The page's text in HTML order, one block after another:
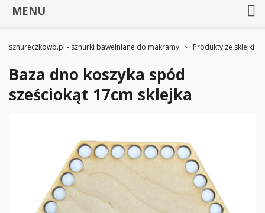
MENU
sznureczkowo.pl - sznurki bawełniane do makramy Produkty ze sklejki
Baza dno koszyka spód
sześciokąt 17cm sklejka